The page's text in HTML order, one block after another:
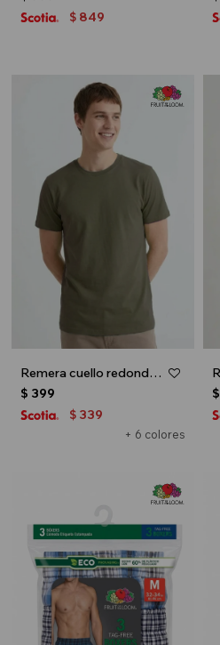
$ 849
Remera cuello redondo ICONIC 150 - Verde oliva
+ 6 colores
$ 399
$ 339
$